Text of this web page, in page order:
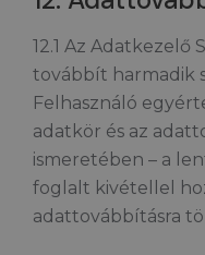
12.1 Az Adatkezelő
továbbít harmadik
Felhasználó
adatkör és az
ismeretében – a
foglalt kivétellel
adattovábbításra